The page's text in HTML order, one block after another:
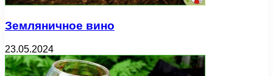
Земляничное вино
23.05.2024